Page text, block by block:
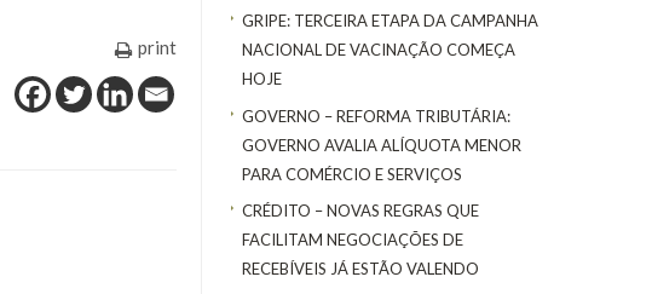
GRIPE: TERCEIRA ETAPA DA CAMPANHA
NACIONAL DE VACINAÇÃO COMEÇA
HOJE
GOVERNO – REFORMA TRIBUTÁRIA:
GOVERNO AVALIA ALÍQUOTA MENOR
PARA COMÉRCIO E SERVIÇOS
CRÉDITO – NOVAS REGRAS QUE
FACILITAM NEGOCIAÇÕES DE
RECEBÍVEIS JÁ ESTÃO VALENDO
print